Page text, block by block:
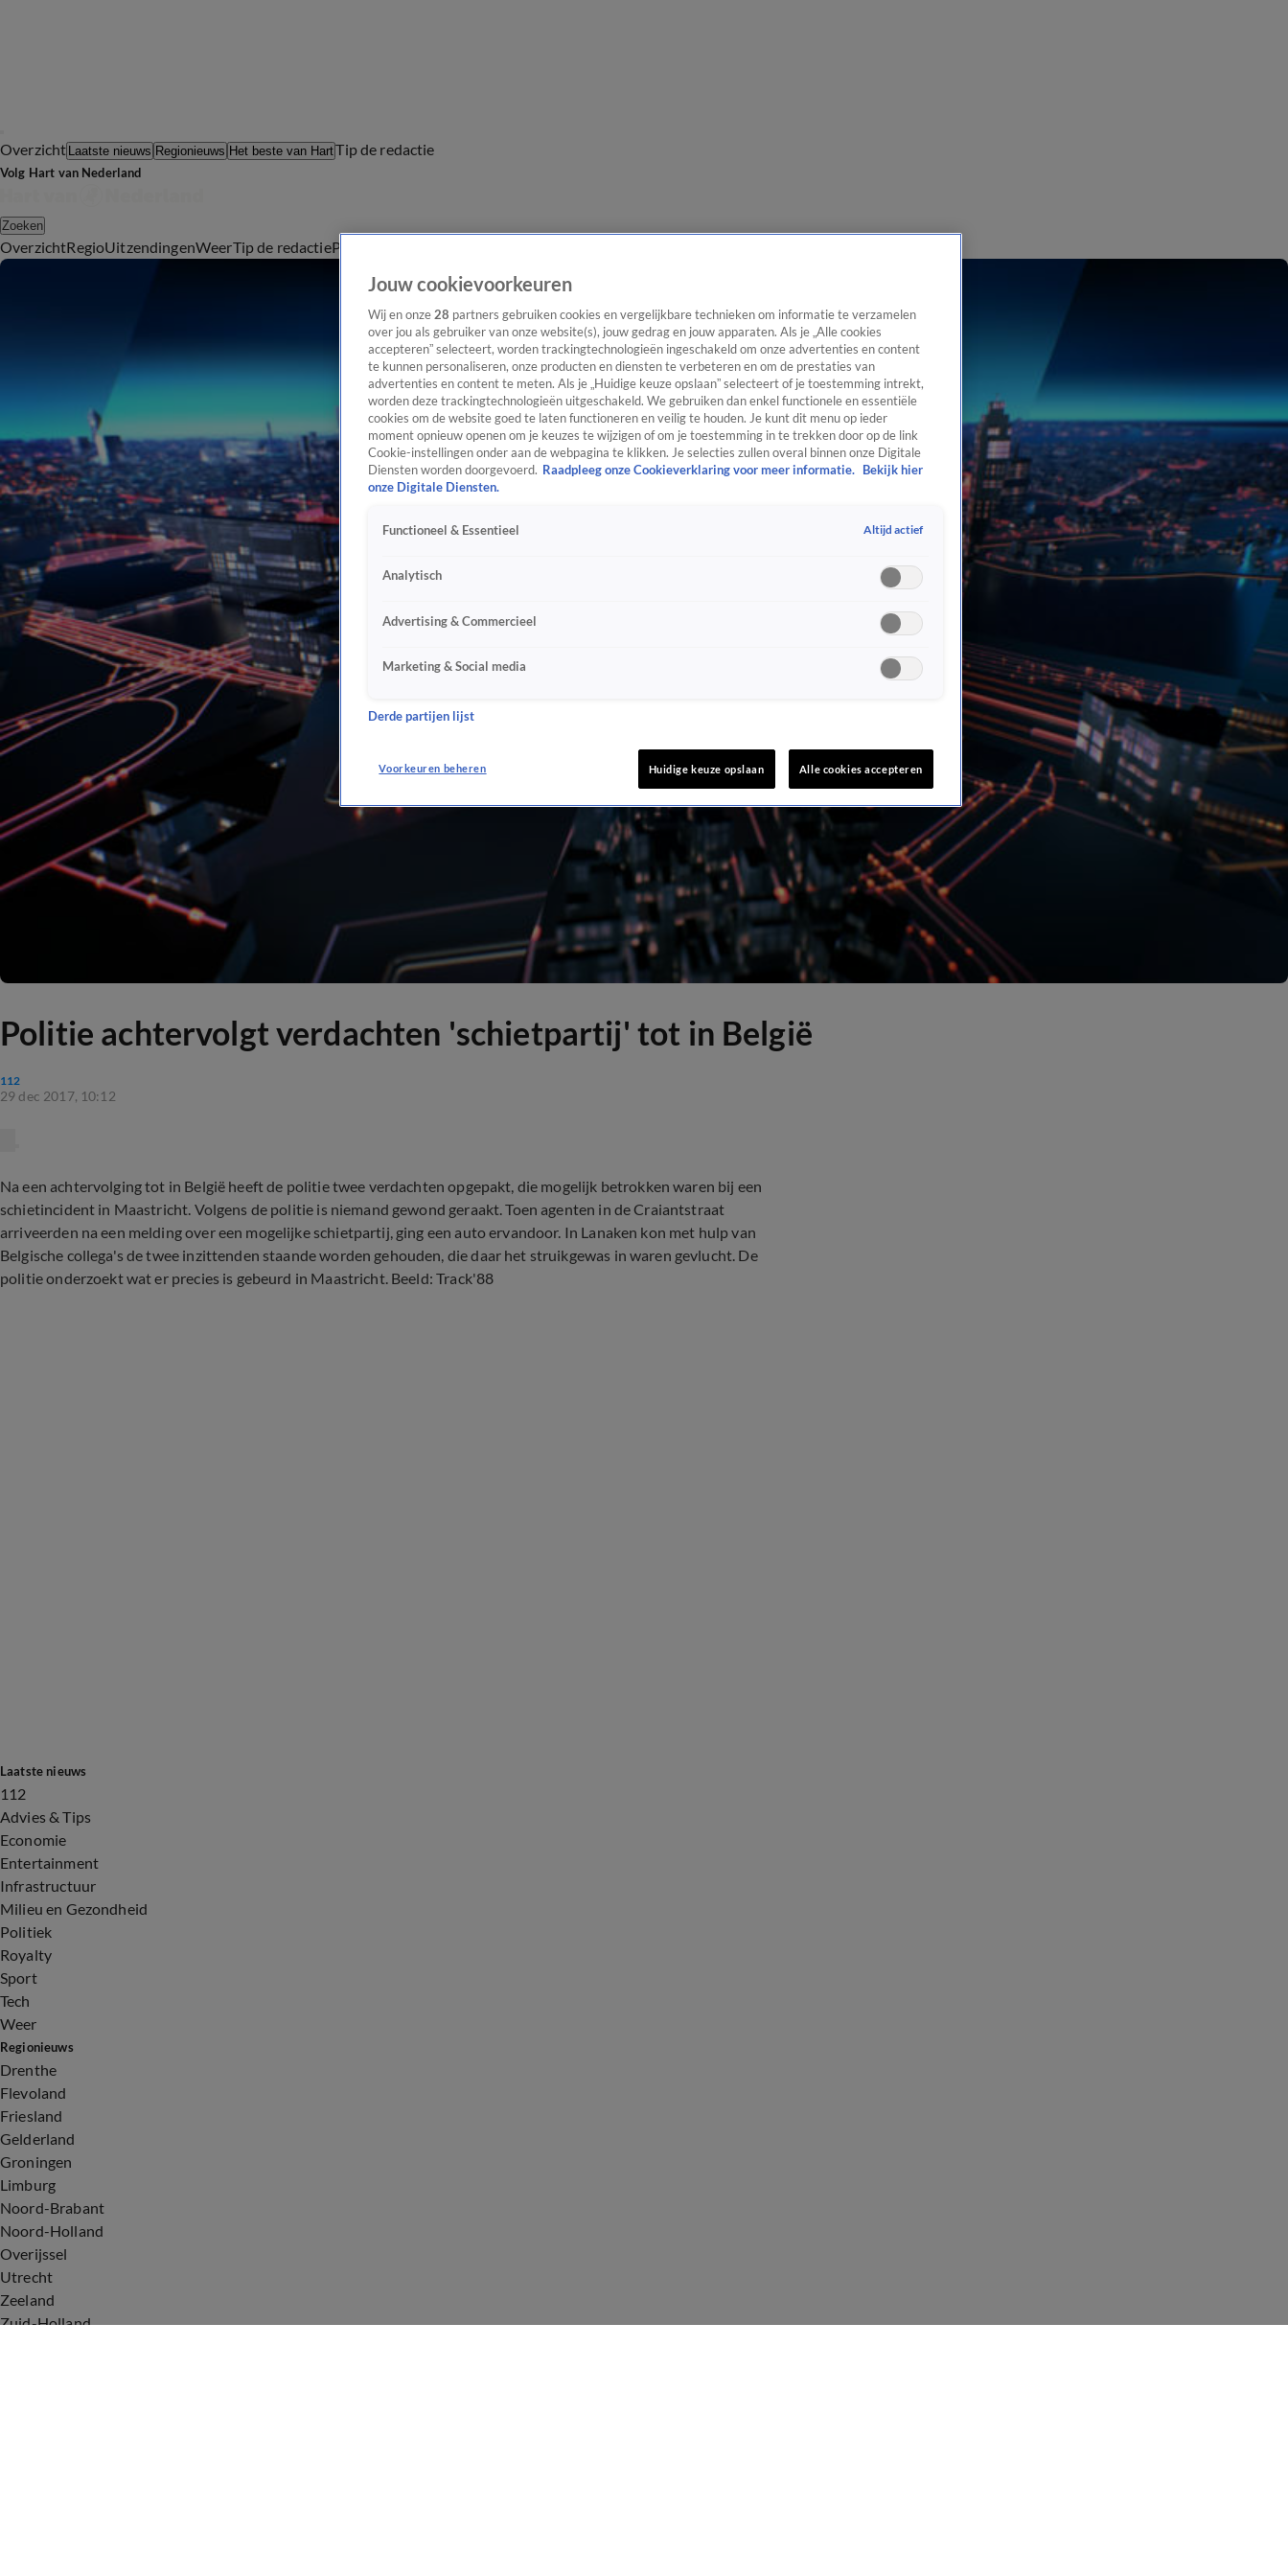
Overzicht Laatste nieuws Regionieuws Het beste van HartTip de redactie
Volg Hart van Nederland
Zoeken
OverzichtRegioUitzendingenWeerTip de redactiePanel
Politie achtervolgt verdachten 'schietpartij' tot in België
112
29 dec 2017, 10:12
Na een achtervolging tot in België heeft de politie twee verdachten opgepakt, die mogelijk betrokken waren bij een
schietincident in Maastricht. Volgens de politie is niemand gewond geraakt. Toen agenten in de Craiantstraat
arriveerden na een melding over een mogelijke schietpartij, ging een auto ervandoor. In Lanaken kon met hulp van
Belgische collega's de twee inzittenden staande worden gehouden, die daar het struikgewas in waren gevlucht. De
politie onderzoekt wat er precies is gebeurd in Maastricht. Beeld: Track'88
Laatste nieuws
112
Advies & Tips
Economie
Entertainment
Infrastructuur
Milieu en Gezondheid
Politiek
Royalty
Sport
Tech
Weer
Regionieuws
Drenthe
Flevoland
Friesland
Gelderland
Groningen
Limburg
Noord-Brabant
Noord-Holland
Overijssel
Utrecht
Zeeland
Zuid-Holland
Jouw cookievoorkeuren
Wij en onze 28 partners gebruiken cookies en vergelijkbare technieken om informatie te verzamelen
over jou als gebruiker van onze website(s), jouw gedrag en jouw apparaten. Als je „Alle cookies
accepteren” selecteert, worden trackingtechnologieën ingeschakeld om onze advertenties en content
te kunnen personaliseren, onze producten en diensten te verbeteren en om de prestaties van
advertenties en content te meten. Als je „Huidige keuze opslaan” selecteert of je toestemming intrekt,
worden deze trackingtechnologieën uitgeschakeld. We gebruiken dan enkel functionele en essentiële
cookies om de website goed te laten functioneren en veilig te houden. Je kunt dit menu op ieder
moment opnieuw openen om je keuzes te wijzigen of om je toestemming in te trekken door op de link
Cookie-instellingen onder aan de webpagina te klikken. Je selecties zullen overal binnen onze Digitale
Diensten worden doorgevoerd. Raadpleeg onze Cookieverklaring voor meer informatie. Bekijk hier
onze Digitale Diensten.
Functioneel & Essentieel Altijd actief
Analytisch
Advertising & Commercieel
Marketing & Social media
Derde partijen lijst
Voorkeuren beheren Huidige keuze opslaan Alle cookies accepteren